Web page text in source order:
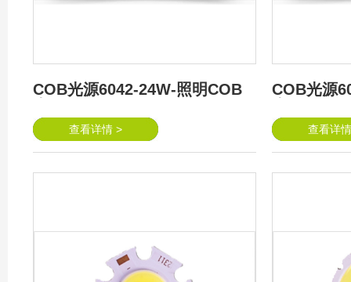
COB光源6042-24W-照明COB
查看详情 >
COB光源
查看详